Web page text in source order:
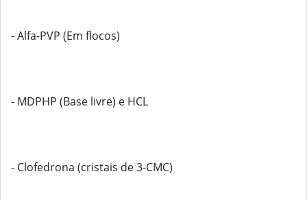
- Alfa-PVP (Em flocos)
- MDPHP (Base livre) e HCL
- Clofedrona (cristais de 3-CMC)